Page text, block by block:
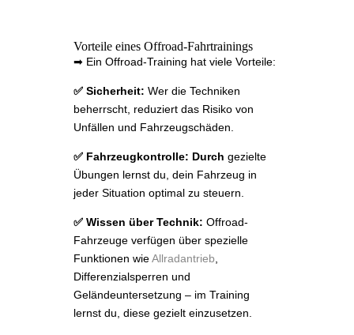
Vorteile eines Offroad-Fahrtrainings
➡ Ein Offroad-Training hat viele Vorteile:
✅ Sicherheit: Wer die Techniken
beherrscht, reduziert das Risiko von
Unfällen und Fahrzeugschäden.
✅ Fahrzeugkontrolle: Durch gezielte
Übungen lernst du, dein Fahrzeug in
jeder Situation optimal zu steuern.
✅ Wissen über Technik: Offroad-
Fahrzeuge verfügen über spezielle
Funktionen wieAllradantrieb
Differenzialsperren und
Geländeuntersetzung – im Training
lernst du, diese gezielt einzusetzen.